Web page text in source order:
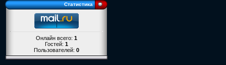
Статистика
Онлайн всего:1
Гостей:1
Пользователей:0